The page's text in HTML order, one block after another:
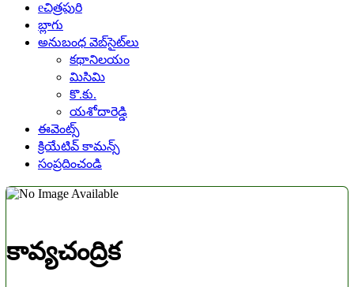
eచిత్రపురి
బ్లాగు
అనుబంధ వెబ్‌సైట్‌లు
కథానిలయం
మిసిమి
కొ.కు.
యశోదారెడ్డి
ఈవెంట్స్
క్రియేటివ్ కామన్స్
సంప్రదించండి
కావ్యచంద్రిక